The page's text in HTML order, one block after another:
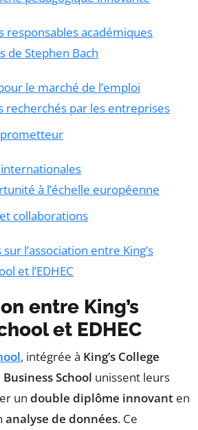
responsables académiques
de Stephen Bach
le marché de l’emploi
recherchés par les entreprises
à l’échelle européenne
collaborations
l’association entre King’s
et l’EDHEC
entre King’s
et EDHEC
, intégrée à King’s College
Business School unissent leurs
un double diplôme innovant en
analyse de données. Ce